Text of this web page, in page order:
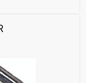
витрине mag1c: